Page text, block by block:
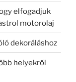
elfogadjuk
motorolaj
dekoráláshoz
helyekről